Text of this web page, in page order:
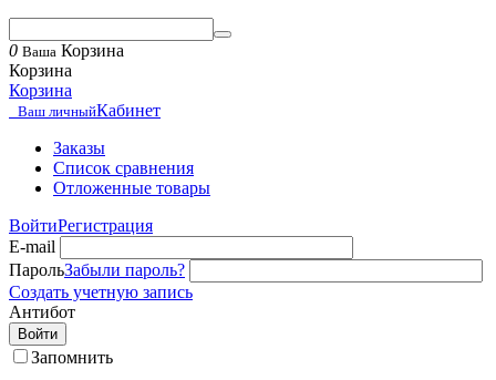
0 Ваша Корзина
Корзина
Корзина
Ваш личныйКабинет
Заказы
Список сравнения
Отложенные товары
ВойтиРегистрация
E-mail
ПарольЗабыли пароль?
Создать учетную запись
Антибот
Войти
Запомнить